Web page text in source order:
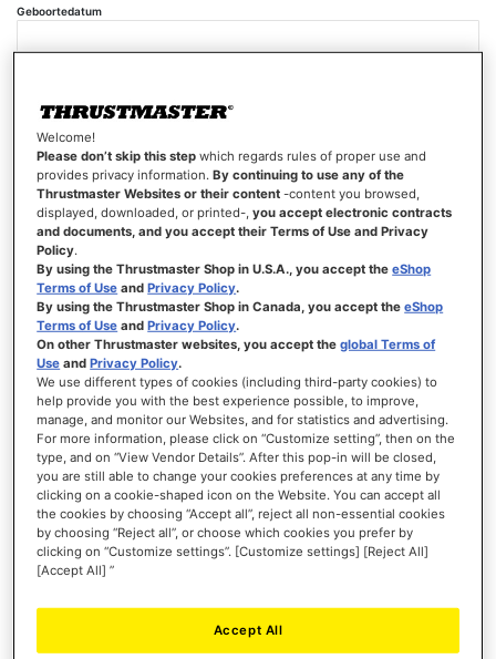
Geboortedatum
INLOGGEGEVENS
E-mail
Wachtwoord
Wachtwoordsterkte:Geen wachtwoord
Bevestig wachtwoord
Wachtwoord tonen
Ik ga ermee akkoord om e-mails van Thrustmaster te ontvangen.
Welcome!
Please don’t skip this step which regards rules of proper use and
provides privacy information.By continuing to use any of the
Thrustmaster Websites or their content -content you browsed,
displayed, downloaded, or printed-,you accept electronic contracts
and documents, and you accept their Terms of Use and Privacy
Policy.
By using the Thrustmaster Shop in U.S.A., you accept theeShop
Terms of Use andPrivacy Policy.
By using the Thrustmaster Shop in Canada, you accept theeShop
Terms of Use andPrivacy Policy.
On other Thrustmaster websites, you accept theglobal Terms of
Use andPrivacy Policy.
We use different types of cookies (including third-party cookies) to
help provide you with the best experience possible, to improve,
manage, and monitor our Websites, and for statistics and advertising.
For more information, please click on “Customize setting”, then on the
type, and on “View Vendor Details”. After this pop-in will be closed,
you are still able to change your cookies preferences at any time by
clicking on a cookie-shaped icon on the Website. You can accept all
the cookies by choosing “Accept all”, reject all non-essential cookies
by choosing “Reject all”, or choose which cookies you prefer by
clicking on “Customize settings”. [Customize settings] [Reject All]
[Accept All] ”
Accept All